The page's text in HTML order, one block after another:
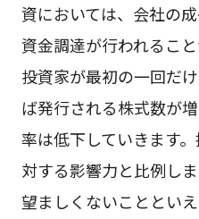
資においては、会社の
資金調達が行われるこ
投資家が最初の一回だ
ば発行される株式数が
率は低下していきます
対する影響力と比例し
望ましくないこととい